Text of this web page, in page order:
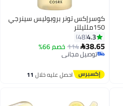
كوسرإكس تونر بروبوليس سينرجي
150ملليلتر
4.3
48
38.65
114 خصم 66%توصيل مجاني
تم بيع +20 مؤخرًا
توصيل مجاني
احصل عليه خلال 11